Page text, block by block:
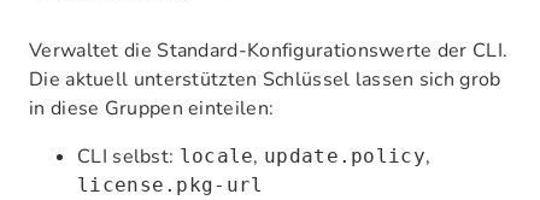
Verwaltet die Standard-Konfigurationswerte der CLI.
Die aktuell unterstützten Schlüssel lassen sich grob
in diese Gruppen einteilen:
CLI selbst: locale, update.policy,
license.pkg-url